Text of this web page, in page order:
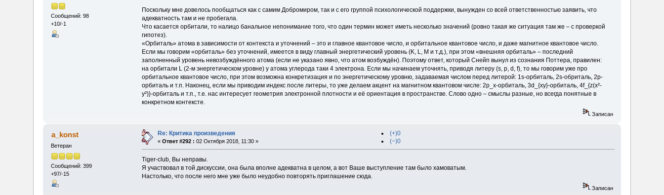
Сообщений: 98
+10/-1
Поскольку мне довелось пообщаться как с самим Добромиром, так и с его группой психологической поддержки, вынужден со всей ответственностью заявить, что
адекватность там и не пробегала.
Что касается орбитали, то налицо банальное непонимание того, что один термин может иметь несколько значений (ровно такая же ситуация там же – с проверкой
гипотез).
«Орбиталь» атома в зависимости от контекста и уточнений – это и главное квантовое число, и орбитальное квантовое число, и даже магнитное квантовое число.
Если мы говорим «орбиталь» без уточнений, имеется в виду главный энергетический уровень (K, L, M и т.д.), при этом «внешняя орбиталь» – последний
заполненный уровень невозбуждённого атома (если не указано явно, что атом возбуждён). Поэтому ответ, который Снейп вынул из сознания Поттера, правилен:
на орбитали L (2-м энергетическом уровне) у атома углерода таки 4 электрона. Если мы начинаем уточнять, приводя литеру (s, p, d, f), то мы говорим уже про
орбитальное квантовое число, при этом возможна конкретизация и по энергетическому уровню, задаваемая числом перед литерой: 1s-орбиталь, 2s-обриталь, 2p-
орбиталь и т.п. Наконец, если мы приводим индекс после литеры, то уже делаем акцент на магнитном квантовом числе: 2p_x-орбиталь, 3d_{xy}-орбиталь, 4f_{z(x²-
y²)}-орбиталь и т.п., т.е. нас интересует геометрия электронной плотности и её ориентация в пространстве. Слово одно – смыслы разные, но всегда понятные в
конкретном контексте.
Записан
a_konst
Ветеран
Сообщений: 399
+97/-15
Re: Критика произведения
«Ответ #292 : 02 Октября 2018, 11:30 »
(+)0
(−)0
Tiger-club, Вы неправы.
Я участвовал в той дискуссии, она была вполне адекватна в целом, а вот Ваше выступление там было хамоватым.
Настолько, что после него мне уже было неудобно повторять приглашение сюда.
Записан